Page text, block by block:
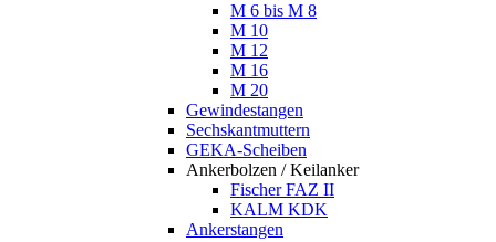
M 6 bis M 8
M 10
M 12
M 16
M 20
Gewindestangen
Sechskantmuttern
GEKA-Scheiben
Ankerbolzen / Keilanker
Fischer FAZ II
KALM KDK
Ankerstangen